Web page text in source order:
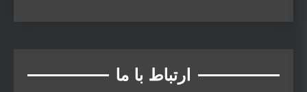
ارتباط با ما